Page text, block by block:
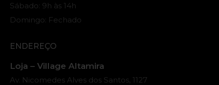
Sábado: 9h às 14h
Domingo: Fechado
ENDEREÇO
Loja – Village Altamira
Av. Nicomedes Alves dos Santos, 1127